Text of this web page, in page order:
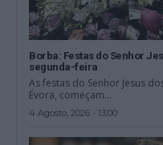
Borba: Festas do Senhor
segunda-feira
As festas do Senhor Jesus
Évora, começam...
4 Agosto, 2026 - 13:00